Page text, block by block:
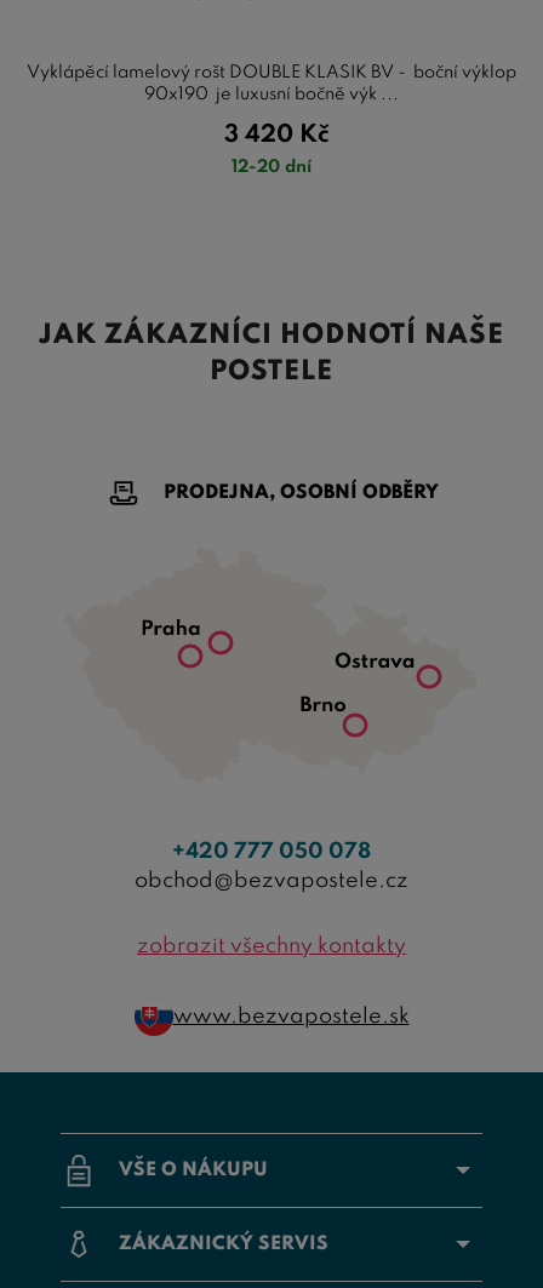
Vyklápěcí lamelový rošt DOUBLE KLASIK BV - boční výklop
90x190 je luxusní bočně výk ...
3 420 Kč
12-20 dní
JAK ZÁKAZNÍCI HODNOTÍ NAŠE
POSTELE
VŠE O NÁKUPU
ZÁKAZNICKÝ SERVIS
PRODEJNA, OSOBNÍ ODBĚRY
+420 777 050 078
obchod@bezvapostele.cz
zobrazit všechny kontakty
www.bezvapostele.sk